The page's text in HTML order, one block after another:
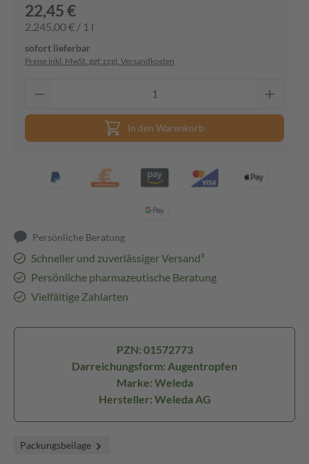
22,45 €
2.245,00 € / 1 l
sofort lieferbar
Preise inkl. MwSt. ggf. zzgl. Versandkosten
In den Warenkorb
Persönliche Beratung
Schneller und zuverlässiger Versand³
Persönliche pharmazeutische Beratung
Vielfältige Zahlarten
PZN: 01572773
Darreichungsform: Augentropfen
Marke: Weleda
Hersteller: Weleda AG
Packungsbeilage